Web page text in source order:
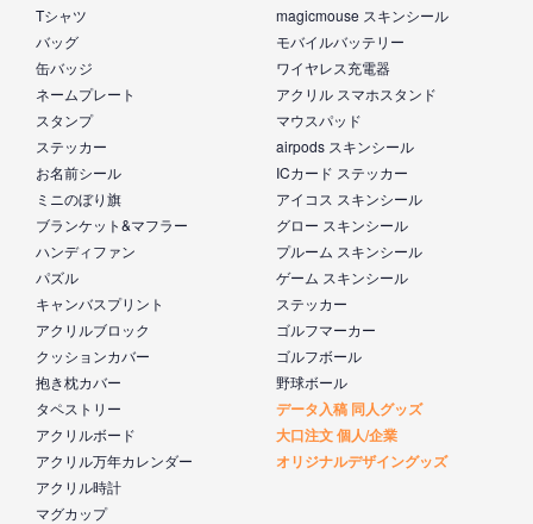
Tシャツ
バッグ
缶バッジ
ネームプレート
スタンプ
ステッカー
お名前シール
ミニのぼり旗
ブランケット&マフラー
ハンディファン
パズル
キャンバスプリント
アクリルブロック
クッションカバー
抱き枕カバー
タペストリー
アクリルボード
アクリル万年カレンダー
アクリル時計
マグカップ
magicmouse スキンシール
モバイルバッテリー
ワイヤレス充電器
アクリル スマホスタンド
マウスパッド
airpods スキンシール
ICカード ステッカー
アイコス スキンシール
グロー スキンシール
プルーム スキンシール
ゲーム スキンシール
ステッカー
ゴルフマーカー
ゴルフボール
野球ボール
データ入稿 同人グッズ
大口注文 個人/企業
オリジナルデザイングッズ